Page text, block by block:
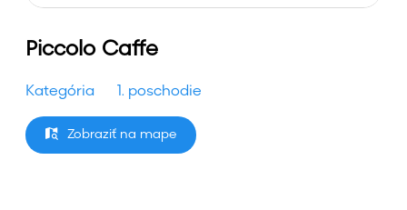
Piccolo Caffe
Kategória 1. poschodie
Zobraziť na mape